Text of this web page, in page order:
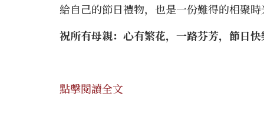
給自己的節日禮物，也是一份難得的相聚時
祝所有母親：心有繁花，一路芬芳，節日快
點擊閱讀全文